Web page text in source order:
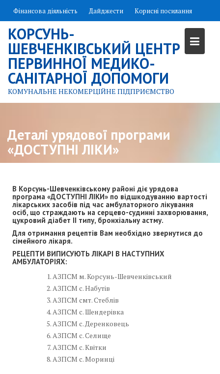
content
Фінансова діяльність Дайджести Корисні посилання
КОРСУНЬ-
ШЕВЧЕНКІВСЬКИЙ ЦЕНТР
ПЕРВИННОЇ МЕДИКО-
САНІТАРНОЇ ДОПОМОГИ
КОМУНАЛЬНЕ НЕКОМЕРЦІЙНЕ ПІДПРИЄМСТВО
Деталі урядової програми
«ДОСТУПНІ ЛІКИ»
В Корсунь-Шевченківському районі діє урядова
програма «ДОСТУПНІ ЛІКИ» по відшкодуванню вартості
лікарських засобів під час амбулаторного лікування
осіб, що страждають на серцево-судинні захворювання,
цукровий діабет ІІ типу, бронхіальну астму.
Для отримання рецептів Вам необхідно звернутися до
сімейного лікаря.
РЕЦЕПТИ ВИПИСУЮТЬ ЛІКАРІ В НАСТУПНИХ
АМБУЛАТОРІЯХ:
АЗПСМ м. Корсунь-Шевченківський
АЗПСМ с. Набутів
АЗПСМ смт. Стеблів
АЗПСМ с. Шендерівка
АЗПСМ с. Деренковець
АЗПСМ с. Селище
АЗПСМ с. Квітки
АЗПСМ с. Моринці